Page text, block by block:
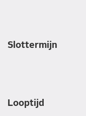
Slottermijn
Looptijd